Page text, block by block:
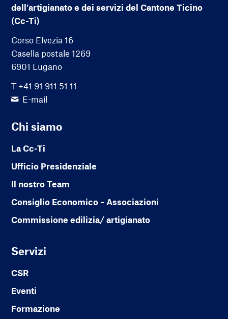
dell’artigianato e dei servizi del Cantone Ticino
(Cc-Ti)
Corso Elvezia 16
Casella postale 1269
6901 Lugano
T +41 91 911 51 11
E-mail
Chi siamo
La Cc-Ti
Ufficio Presidenziale
Il nostro Team
Consiglio Economico – Associazioni
Commissione edilizia/ artigianato
Servizi
CSR
Eventi
Formazione